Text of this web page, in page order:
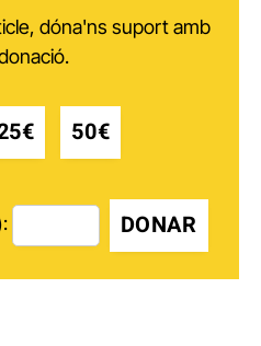
dóna'ns suport amb
50€
DONAR